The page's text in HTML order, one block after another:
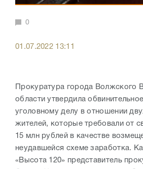
0
01.07.2022 13:11
Прокуратура города Волжского
области утвердила
уголовному делу в отношении
жителей, которые требовали от
15 млн рублей в качестве
неудавшейся схеме заработка.
«Высота 120» представитель